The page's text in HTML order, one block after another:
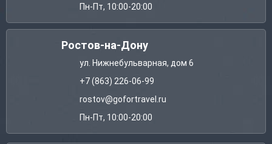
Пн-Пт, 10:00-20:00
Ростов-на-Дону
ул. Нижнебульварная, дом 6
+7 (863) 226-06-99
rostov@gofortravel.ru
Пн-Пт, 10:00-20:00